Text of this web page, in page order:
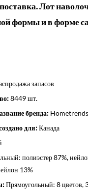
Лот
формы и в форме
запасов
8449 шт.
бренда: Hometrends
для:Канада
полиэстер 87%,
13%
Прямоугольный: 8 цветов,